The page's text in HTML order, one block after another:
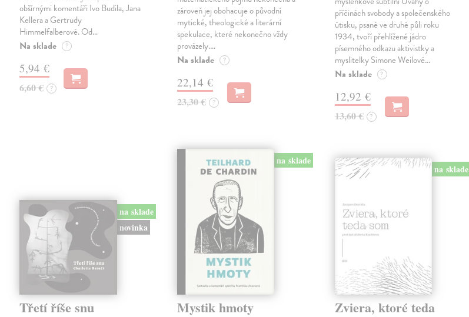
obšírnými komentáři Ivo Budila, Jana
Kellera a Gertrudy
Himmelfalberové. Od…
Na sklade ?
5,94 €
6,60 € ?
zároveň jej obohacuje o původní
mytické, theologické a literární
spekulace, které nekonečno vždy
provázely.…
Na sklade ?
22,14 €
23,30 € ?
příčinách svobody a společenského
útisku, psané ve druhé půli roku
1934, tvoří přehlížené jádro
písemného odkazu aktivistky a
myslitelky Simone Weilové…
Na sklade ?
12,92 €
13,60 € ?
na sklade
novinka
Třetí říše snu
na sklade
Mystik hmoty
na sklade
Zviera, ktoré teda